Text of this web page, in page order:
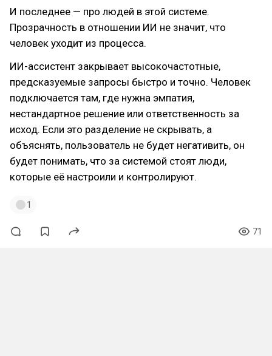
И последнее — про людей в этой системе.
Прозрачность в отношении ИИ не значит, что
человек уходит из процесса.
ИИ-ассистент закрывает высокочастотные,
предсказуемые запросы быстро и точно. Человек
подключается там, где нужна эмпатия,
нестандартное решение или ответственность за
исход. Если это разделение не скрывать, а
объяснять, пользователь не будет негативить, он
будет понимать, что за системой стоят люди,
которые её настроили и контролируют.
1
71